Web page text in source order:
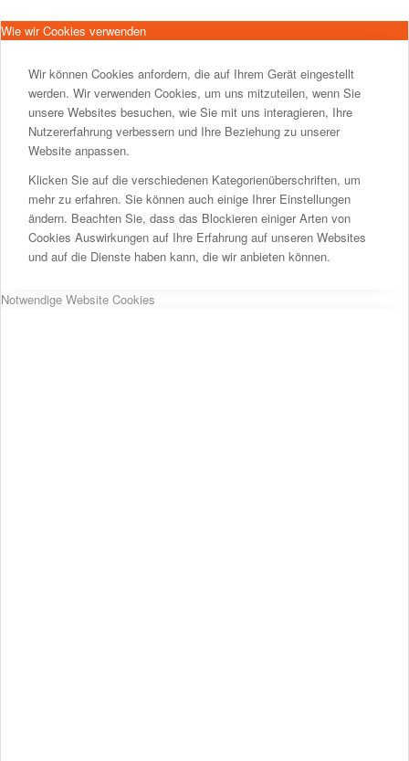
Wie wir Cookies verwenden
Wir können Cookies anfordern, die auf Ihrem Gerät eingestellt
werden. Wir verwenden Cookies, um uns mitzuteilen, wenn Sie
unsere Websites besuchen, wie Sie mit uns interagieren, Ihre
Nutzererfahrung verbessern und Ihre Beziehung zu unserer
Website anpassen.
Klicken Sie auf die verschiedenen Kategorienüberschriften, um
mehr zu erfahren. Sie können auch einige Ihrer Einstellungen
ändern. Beachten Sie, dass das Blockieren einiger Arten von
Cookies Auswirkungen auf Ihre Erfahrung auf unseren Websites
und auf die Dienste haben kann, die wir anbieten können.
Notwendige Website Cookies